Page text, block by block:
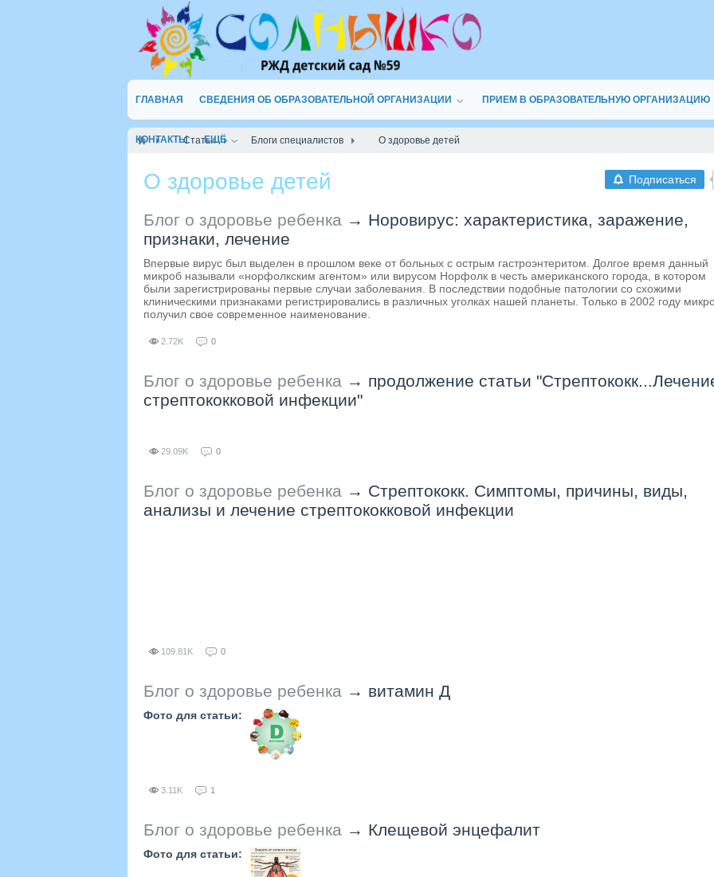
ГЛАВНАЯ СВЕДЕНИЯ ОБ ОБРАЗОВАТЕЛЬНОЙ ОРГАНИЗАЦИИ ПРИЕМ В ОБРАЗОВАТЕЛЬНУЮ ОРГАНИЗАЦИЮ
КОНТАКТЫ ЕЩЁ
Статьи Блоги специалистов О здоровье детей
Подписаться
О здоровье детей
Блог о здоровье ребенка → Норовирус: характеристика, заражение,
признаки, лечение
Впервые вирус был выделен в прошлом веке от больных с острым гастроэнтеритом. Долгое время данный
микроб называли «норфолкским агентом» или вирусом Норфолк в честь американского города, в котором
были зарегистрированы первые случаи заболевания. В последствии подобные патологии со схожими
клиническими признаками регистрировались в различных уголках нашей планеты. Только в 2002 году
получил свое современное наименование.
2.72K 0
Блог о здоровье ребенка → продолжение статьи
стрептококковой инфекции"
29.09K 0
Блог о здоровье ребенка → Стрептококк. Симптомы, причины, виды,
анализы и лечение стрептококковой инфекции
109.81K 0
Блог о здоровье ребенка → витамин Д
Фото для статьи:
3.11K 1
Блог о здоровье ребенка → Клещевой энцефалит
Фото для статьи: